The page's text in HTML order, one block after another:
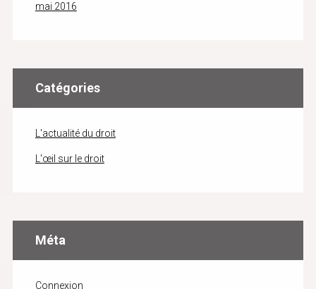
mai 2016
Catégories
L'actualité du droit
L'œil sur le droit
Méta
Connexion